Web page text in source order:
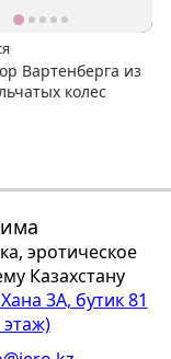
Вартенберга из
колес
эротическое
Казахстану
3А, бутик 81